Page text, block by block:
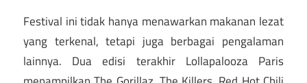
Festival ini tidak hanya menawarkan makanan lezat
yang terkenal, tetapi juga berbagai pengalaman
lainnya. Dua edisi terakhir Lollapalooza Paris